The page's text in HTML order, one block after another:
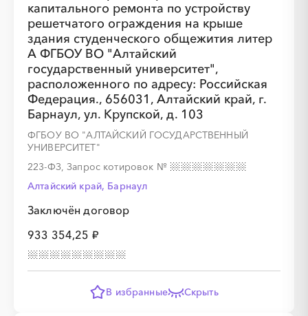
капитального ремонта по устройству
решетчатого ограждения на крыше
здания студенческого общежития литер
А ФГБОУ ВО "Алтайский
государственный университет",
расположенного по адресу: Российская
Федерация., 656031, Алтайский край, г.
Барнаул, ул. Крупской, д. 103
ФГБОУ ВО "АЛТАЙСКИЙ ГОСУДАРСТВЕННЫЙ
УНИВЕРСИТЕТ"
223-ФЗ, Запрос котировок №
Алтайский край, Барнаул
Заключён договор
933 354,25 ₽
В избранные Скрыть